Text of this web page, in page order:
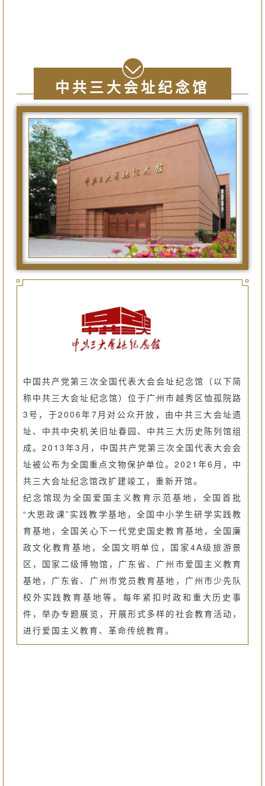
中共三大会址纪念馆
中国共产党第三次全国代表大会会址纪念馆（以下简
称中共三大会址纪念馆）位于广州市越秀区恤孤院路
3号，于2006年7月对公众开放，由中共三大会址遗
址、中共中央机关旧址春园、中共三大历史陈列馆组
成。2013年3月，中国共产党第三次全国代表大会会
址被公布为全国重点文物保护单位。2021年6月，中
共三大会址纪念馆改扩建竣工，重新开馆。
纪念馆现为全国爱国主义教育示范基地，全国首批
“大思政课”实践教学基地，全国中小学生研学实践教
育基地，全国关心下一代党史国史教育基地，全国廉
政文化教育基地，全国文明单位，国家4A级旅游景
区，国家二级博物馆，广东省、广州市爱国主义教育
基地，广东省、广州市党员教育基地，广州市少先队
校外实践教育基地等。每年紧扣时政和重大历史事
件，举办专题展览，开展形式多样的社会教育活动，
进行爱国主义教育、革命传统教育。